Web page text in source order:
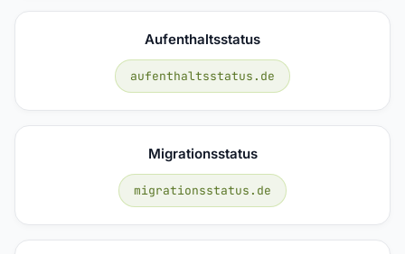
Aufenthaltsstatus
aufenthaltsstatus.de
Migrationsstatus
migrationsstatus.de